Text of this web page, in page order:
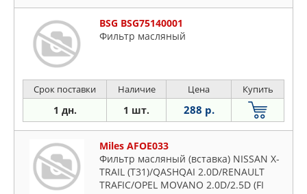
BSG BSG75140001
Фильтр масляный
Срок поставки Наличие Цена Купить
1 дн. 1 шт. 288 р.
Miles AFOE033
Фильтр масляный (вставка) NISSAN X-
TRAIL (T31)/QASHQAI 2.0D/RENAULT
TRAFIC/OPEL MOVANO 2.0D/2.5D (FI